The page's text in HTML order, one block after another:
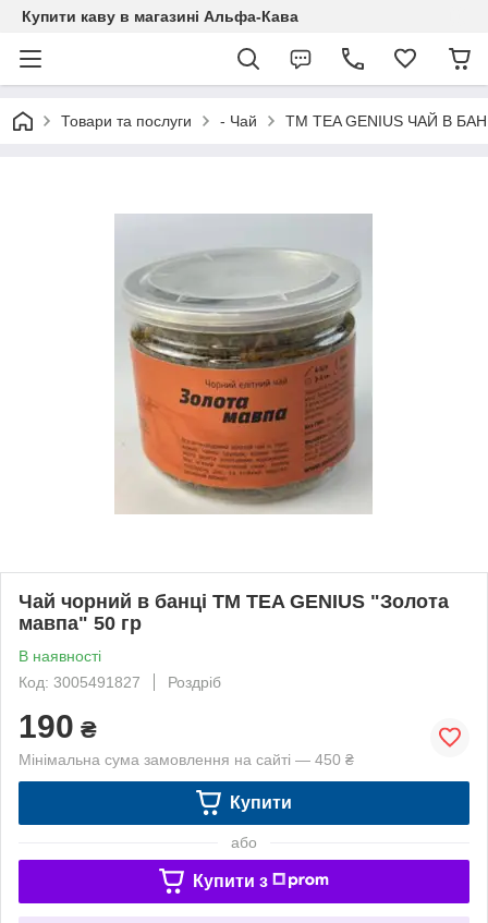
Купити каву в магазині Альфа-Кава
Товари та послуги - Чай TM TEA GENIUS ЧАЙ В
Чай чорний в банці TM TEA GENIUS "Золота
мавпа" 50 гр
В наявності
Код: 3005491827
Роздріб
190 ₴
Мінімальна сума замовлення на сайті — 450 ₴
Купити
або
Купити з